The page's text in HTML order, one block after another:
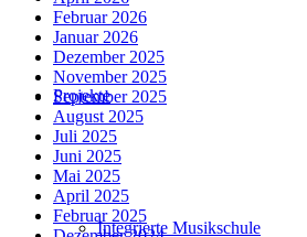
Projekte
Integrierte Musikschule
Februar 2026
Januar 2026
Dezember 2025
November 2025
September 2025
August 2025
Juli 2025
Juni 2025
Mai 2025
April 2025
Februar 2025